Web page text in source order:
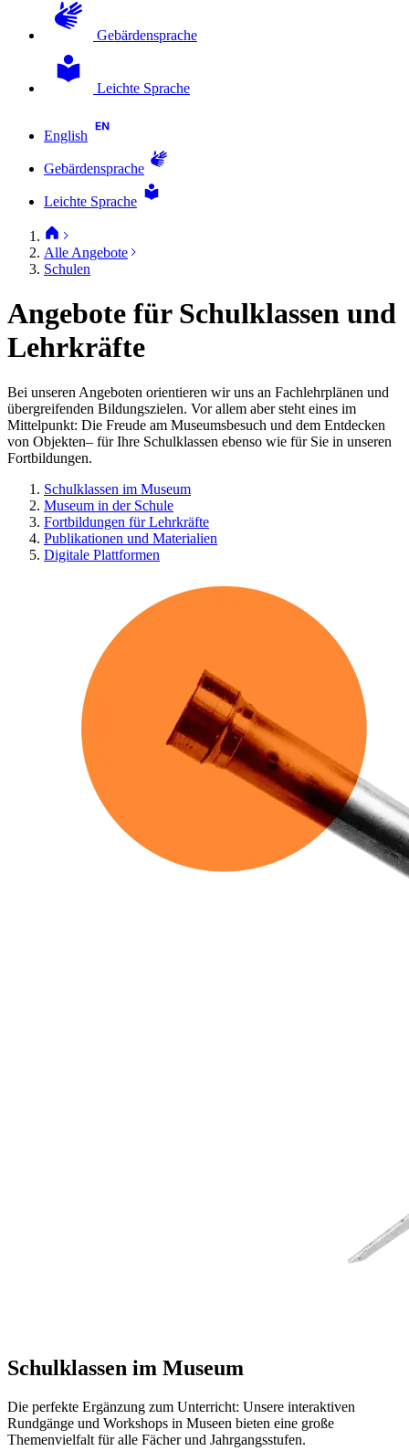
Gebärdensprache
Leichte Sprache
English
Gebärdensprache
Leichte Sprache
Alle Angebote
Schulen
Angebote für Schulklassen und
Lehrkräfte
Bei unseren Angeboten orientieren wir uns an Fachlehrplänen und
übergreifenden Bildungszielen. Vor allem aber steht eines im
Mittelpunkt: Die Freude am Museumsbesuch und dem Entdecken
von Objekten– für Ihre Schulklassen ebenso wie für Sie in unseren
Fortbildungen.
Schulklassen im Museum
Museum in der Schule
Fortbildungen für Lehrkräfte
Publikationen und Materialien
Digitale Plattformen
Schulklassen im Museum
Die perfekte Ergänzung zum Unterricht: Unsere interaktiven
Rundgänge und Workshops in Museen bieten eine große
Themenvielfalt für alle Fächer und Jahrgangsstufen.